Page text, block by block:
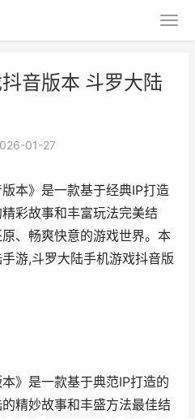
音版本 斗罗大陆
01-27
本》是一款基于经典IP打造
彩故事和丰富玩法完美结
、畅爽快意的游戏世界。本
游,斗罗大陆手机游戏抖音版
》是一款基于典范IP打造的
精妙故事和丰盛方法最佳结